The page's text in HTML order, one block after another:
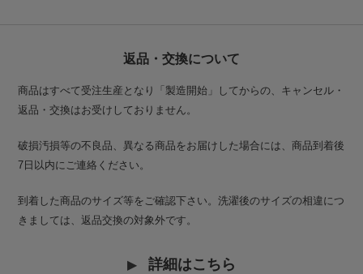
返品・交換について
商品はすべて受注生産となり「製造開始」してからの、キャンセル・
返品・交換はお受けしておりません。
破損汚損等の不良品、異なる商品をお届けした場合には、商品到着後
7日以内にご連絡ください。
到着した商品のサイズ等をご確認下さい。洗濯後のサイズの相違につ
きましては、返品交換の対象外です。
詳細はこちら